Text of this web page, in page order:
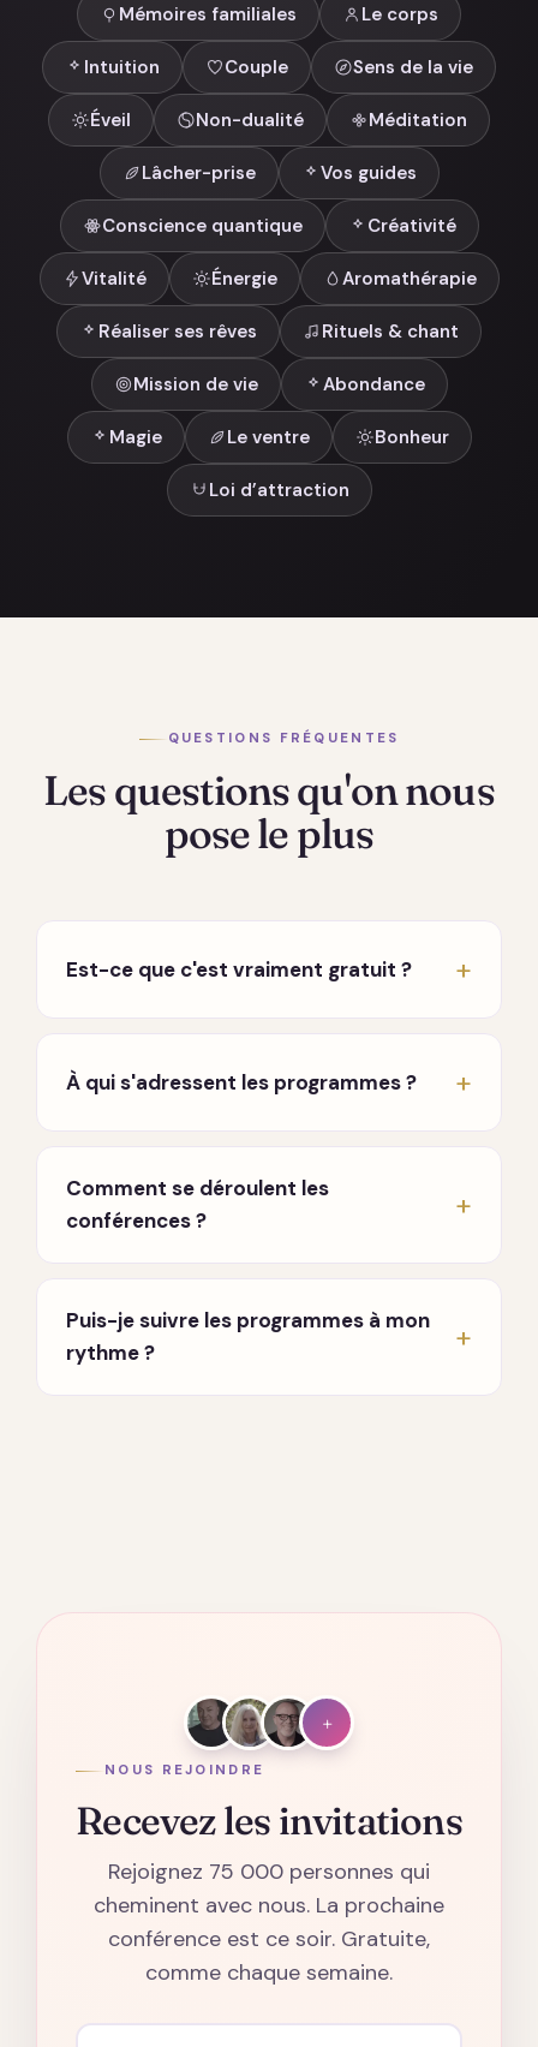
Mémoires familiales Le corps
Intuition Couple Sens de la vie
Éveil Non-dualité Méditation
Lâcher-prise Vos guides
Conscience quantique Créativité
Vitalité Énergie Aromathérapie
Réaliser ses rêves Rituels & chant
Mission de vie Abondance
Magie Le ventre Bonheur
Loi d’attraction
QUESTIONS FRÉQUENTES
Les questions qu'on nous
pose le plus
Est-ce que c'est vraiment gratuit ?
carte bancaire ni engagement. Seuls les
À qui s'adressent les programmes ?
traversiez une période difficile, que vous
cherchiez à mieux vous connaître, ou que vous
souhaitiez approfondir une pratique. Aucun
Comment se déroulent les
conférences ?
Un enseignant partage et répond à vos
questions. Vous recevez les invitations par
email dès votre inscription.
Puis-je suivre les programmes à mon
rythme ?
+
NOUS REJOINDRE
Recevez les invitations
Rejoignez 75 000 personnes qui
cheminent avec nous. La prochaine
conférence est ce soir. Gratuite,
comme chaque semaine.